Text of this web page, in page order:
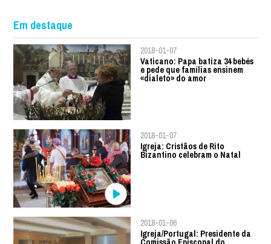
Em destaque
2018-01-07
Vaticano: Papa batiza 34 bebés
e pede que famílias ensinem
«dialeto» do amor
2018-01-07
Igreja: Cristãos de Rito
Bizantino celebram o Natal
2018-01-06
Igreja/Portugal: Presidente da